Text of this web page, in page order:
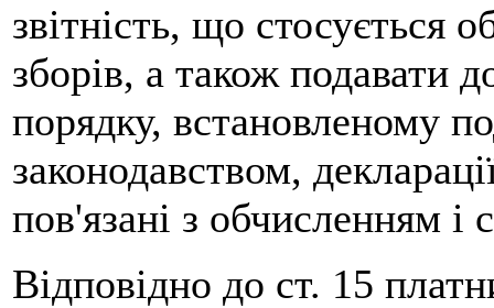
звітність, що стосується
зборів, а також подавати
порядку, встановленому
законодавством,
пов'язані з обчисленням і
Відповідно до ст. 15